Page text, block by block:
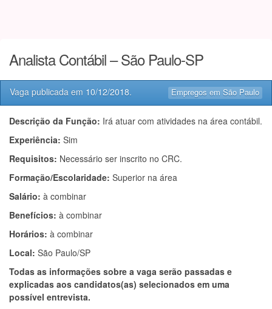
Analista Contábil – São Paulo-SP
Empregos em São Paulo
Vaga publicada em 10/12/2018.
Descrição da Função: Irá atuar com atividades na área contábil.
Experiência: Sim
Requisitos: Necessário ser inscrito no CRC.
Formação/Escolaridade: Superior na área
Salário: à combinar
Benefícios: à combinar
Horários: à combinar
Local: São Paulo/SP
Todas as informações sobre a vaga serão passadas e
explicadas aos candidatos(as) selecionados em uma
possível entrevista.